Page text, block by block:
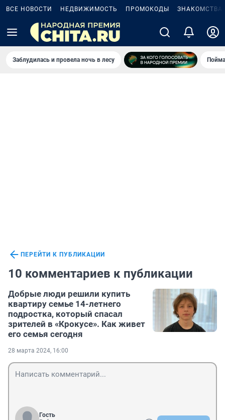
ВСЕ НОВОСТИ НЕДВИЖИМОСТЬ ПРОМОКОДЫ ЗНАКОМСТВА
Заблудилась и провела ночь в лесу
ПЕРЕЙТИ К ПУБЛИКАЦИИ
10 комментариев к публикации
Добрые люди решили купить
квартиру семье 14-летнего
подростка, который спасал
зрителей в «Крокусе». Как живет
его семья сегодня
28 марта 2024, 16:00
Гость